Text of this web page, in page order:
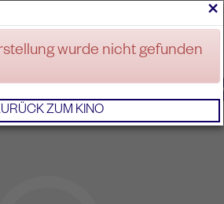
ANMELDEN
×
wurde nicht gefunden
ZUM KINO